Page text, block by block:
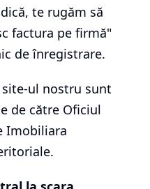
te rugăm să
factura pe firmă"
de înregistrare.
ul nostru sunt
de către Oficiul
Imobiliara